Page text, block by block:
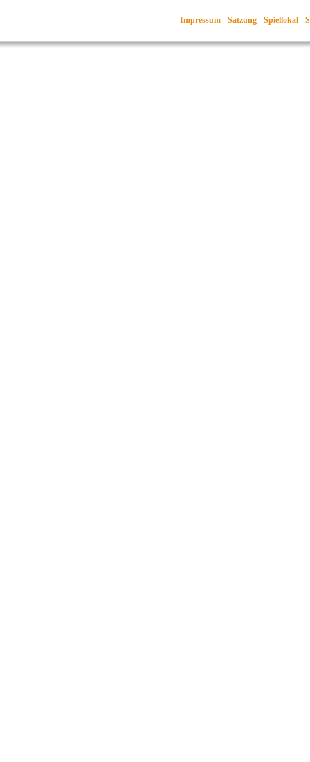
Impressum - Satzung - Spiellokal -